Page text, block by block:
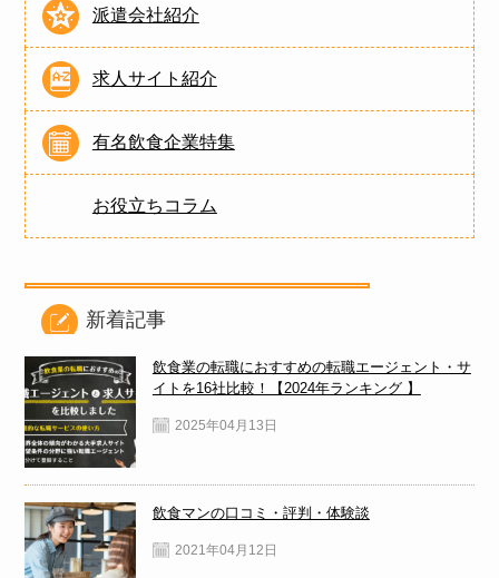
派遣会社紹介
求人サイト紹介
有名飲食企業特集
お役立ちコラム
新着記事
飲食業の転職におすすめの転職エージェント・サ
イトを16社比較！【2024年ランキング 】
2025年04月13日
飲食マンの口コミ・評判・体験談
2021年04月12日